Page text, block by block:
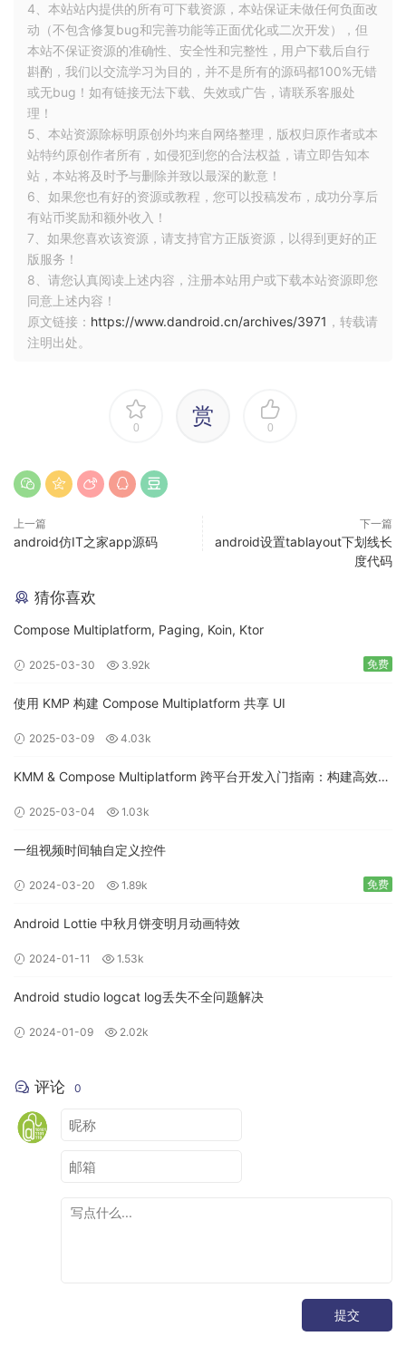
4、本站站内提供的所有可下载资源，本站保证未做任何负面改
动（不包含修复bug和完善功能等正面优化或二次开发），但
本站不保证资源的准确性、安全性和完整性，用户下载后自行
斟酌，我们以交流学习为目的，并不是所有的源码都100%无错
或无bug！如有链接无法下载、失效或广告，请联系客服处
理！
5、本站资源除标明原创外均来自网络整理，版权归原作者或本
站特约原创作者所有，如侵犯到您的合法权益，请立即告知本
站，本站将及时予与删除并致以最深的歉意！
6、如果您也有好的资源或教程，您可以投稿发布，成功分享后
有站币奖励和额外收入！
7、如果您喜欢该资源，请支持官方正版资源，以得到更好的正
版服务！
8、请您认真阅读上述内容，注册本站用户或下载本站资源即您
同意上述内容！
原文链接： https://www.dandroid.cn/archives/3971 ，转载请
注明出处。
0 赏 0
上一篇
android仿IT之家app源码
下一篇
android设置tablayout下划线长
度代码
猜你喜欢
Compose Multiplatform, Paging, Koin, Ktor
2025-03-30 3.92k 免费
使用 KMP 构建 Compose Multiplatform 共享 UI
2025-03-09 4.03k
KMM & Compose Multiplatform 跨平台开发入门指南：构建高效的
2025-03-04 1.03k
一组视频时间轴自定义控件
2024-03-20 1.89k 免费
Android Lottie 中秋月饼变明月动画特效
2024-01-11 1.53k
Android studio logcat log丢失不全问题解决
2024-01-09 2.02k
评论 0
提交